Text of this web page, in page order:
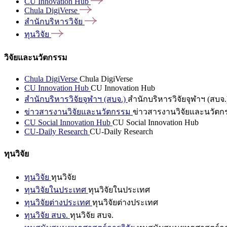
Chula DigiVerse
สำนักบริหารวิจัย
ทุนวิจัย
วิจัยและนวัตกรรม
Chula DigiVerse Chula DigiVerse
CU Innovation Hub CU Innovation Hub
สำนักบริหารวิจัยจุฬาฯ (สบจ.) สำนักบริหารวิจัยจุฬาฯ (สบจ
ข่าวสารงานวิจัยและนวัตกรรม ข่าวสารงานวิจัยและนวัตก
CU Social Innovation Hub CU Social Innovation Hub
CU-Daily Research CU-Daily Research
ทุนวิจัย
ทุนวิจัย ทุนวิจัย
ทุนวิจัยในประเทศ ทุนวิจัยในประเทศ
ทุนวิจัยต่างประเทศ ทุนวิจัยต่างประเทศ
ทุนวิจัย สบจ. ทุนวิจัย สบจ.